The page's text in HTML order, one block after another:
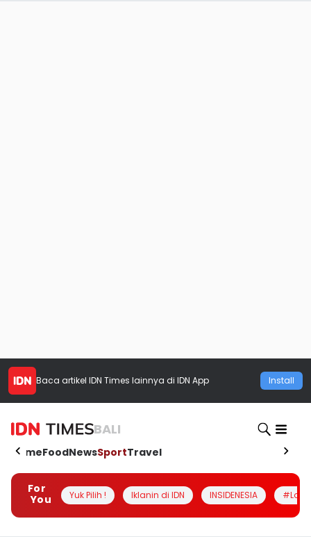
Baca artikel IDN Times lainnya di IDN App Install
BALI
HomeFoodNewsSportTravel
For
You
Yuk Pilih ! Iklanin di IDN INSIDENESIA